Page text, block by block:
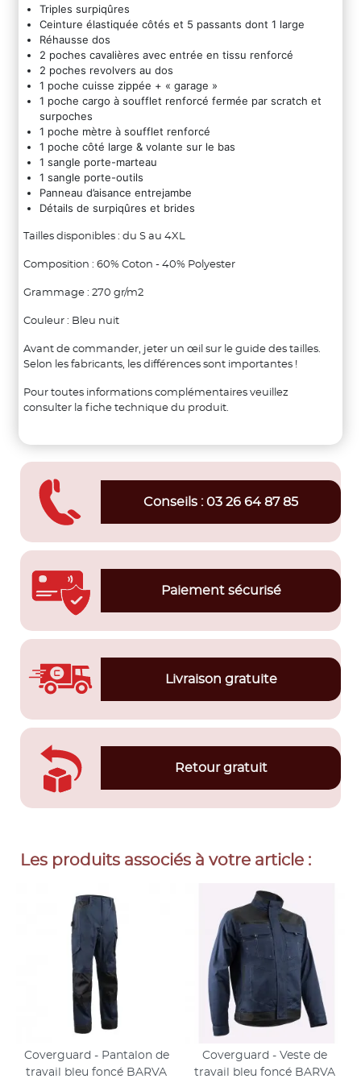
Triples surpiqûres​
Ceinture élastiquée côtés et 5 passants dont 1 large​
Réhausse dos​
2 poches cavalières avec entrée en tissu renforcé​
2 poches revolvers au dos​
1 poche cuisse zippée + « garage »​
1 poche cargo à soufflet renforcé fermée par scratch et
surpoches​
1 poche mètre à soufflet renforcé​
1 poche côté large & volante sur le bas​
1 sangle porte-marteau​
1 sangle porte-outils​
Panneau d’aisance entrejambe​
Détails de surpiqûres et brides
Tailles disponibles : du S au 4XL
Composition : 60% Coton - 40% Polyester
Grammage : 270 gr/m2
Couleur : Bleu nuit
Avant de commander, jeter un œil sur le guide des tailles.
Selon les fabricants, les différences sont importantes !
Pour toutes informations complémentaires veuillez
consulter la fiche technique du produit.
Conseils : 03 26 64 87 85
Paiement sécurisé
Livraison gratuite
Retour gratuit
Les produits associés à votre article :
Coverguard - Pantalon de
travail bleu foncé BARVA
Coverguard - Veste de
travail bleu foncé BARVA